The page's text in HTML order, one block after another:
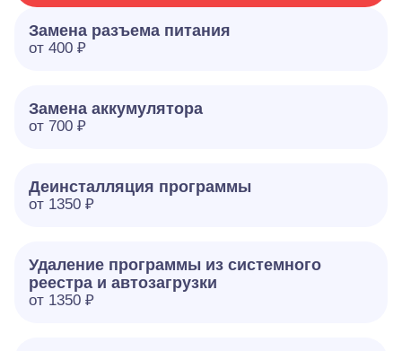
Замена разъема питания
от 400 ₽
Замена аккумулятора
от 700 ₽
Деинсталляция программы
от 1350 ₽
Удаление программы из системного
реестра и автозагрузки
от 1350 ₽